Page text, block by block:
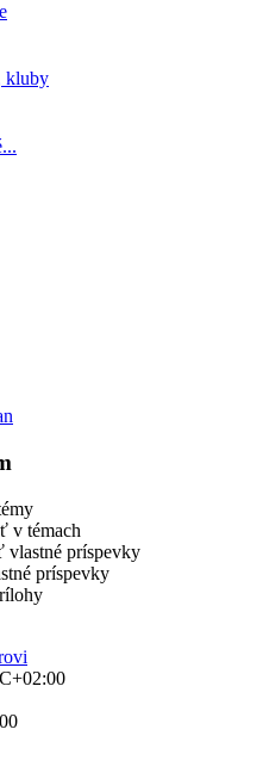
kluby
v témach
vlastné príspevky
príspevky